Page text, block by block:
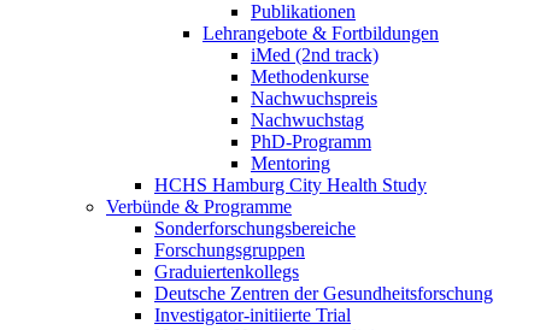
Publikationen
Lehrangebote & Fortbildungen
iMed (2nd track)
Methodenkurse
Nachwuchspreis
Nachwuchstag
PhD-Programm
Mentoring
HCHS Hamburg City Health Study
Verbünde & Programme
Sonderforschungsbereiche
Forschungsgruppen
Graduiertenkollegs
Deutsche Zentren der Gesundheitsforschung
Investigator-initiierte Trial